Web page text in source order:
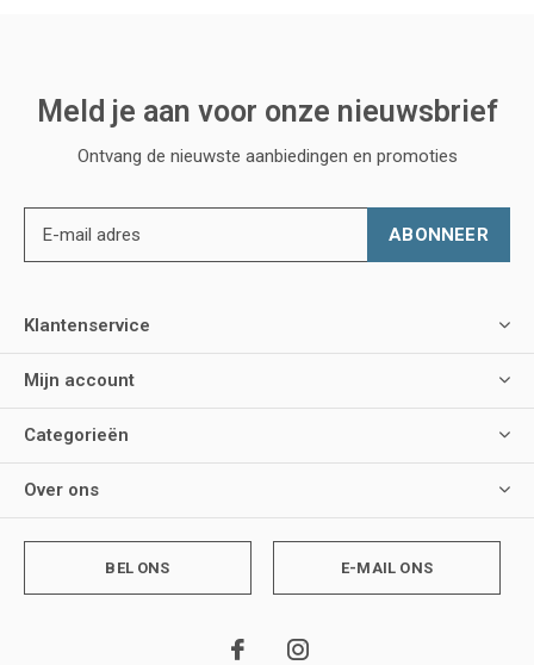
Meld je aan voor onze nieuwsbrief
Ontvang de nieuwste aanbiedingen en promoties
ABONNEER
Klantenservice
Mijn account
Categorieën
Over ons
BEL ONS E-MAIL ONS